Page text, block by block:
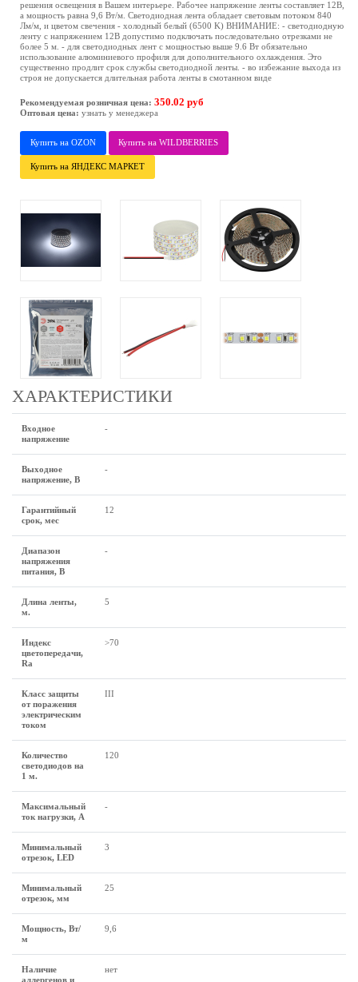
решения освещения в Вашем интерьере. Рабочее напряжение ленты составляет 12В,
а мощность равна 9,6 Вт/м. Светодиодная лента обладает световым потоком 840
Лм/м, и цветом свечения - холодный белый (6500 K) ВНИМАНИЕ: - светодиодную
ленту с напряжением 12В допустимо подключать последовательно отрезками не
более 5 м. - для светодиодных лент с мощностью выше 9.6 Вт обязательно
использование алюминиевого профиля для дополнительного охлаждения. Это
существенно продлит срок службы светодиодной ленты. - во избежание выхода из
строя не допускается длительная работа ленты в смотанном виде
Рекомендуемая розничная цена: 350.02 руб
Оптовая цена: узнать у менеджера
Купить на OZON Купить на WILDBERRIES
Купить на ЯНДЕКС МАРКЕТ
ХАРАКТЕРИСТИКИ
Входное
напряжение
-
Выходное
напряжение, В
-
Гарантийный
срок, мес
12
Диапазон
напряжения
питания, В
-
Длина ленты,
м.
5
Индекс
цветопередачи,
Ra
>70
Класс защиты
от поражения
электрическим
током
III
Количество
светодиодов на
1 м.
120
Максимальный
ток нагрузки, А
-
Минимальный
отрезок, LED
3
Минимальный
отрезок, мм
25
Мощность, Вт/
м
9,6
Наличие
аллергенов и
нет